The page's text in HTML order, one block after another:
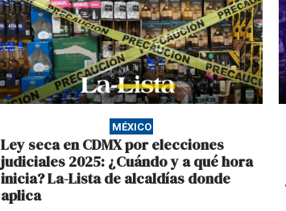
MÉXICO
Ley seca en CDMX por elecciones
judiciales 2025: ¿Cuándo y a qué hora
inicia? La-Lista de alcaldías donde
aplica